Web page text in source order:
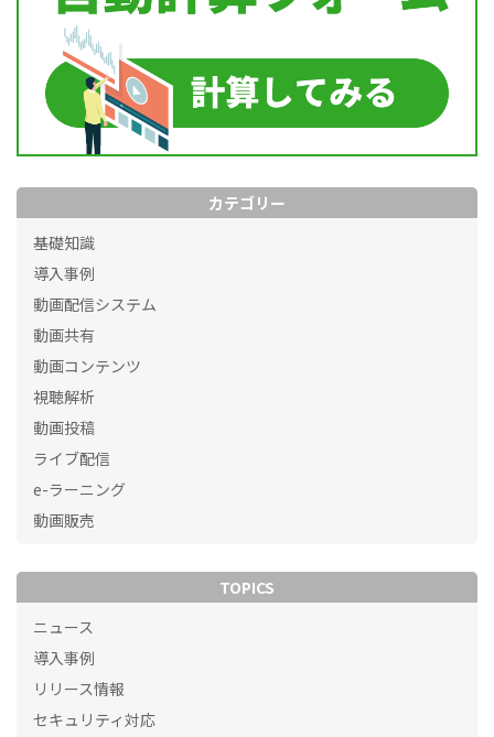
カテゴリー
基礎知識
導入事例
動画配信システム
動画共有
動画コンテンツ
視聴解析
動画投稿
ライブ配信
e-ラーニング
動画販売
TOPICS
ニュース
導入事例
リリース情報
セキュリティ対応